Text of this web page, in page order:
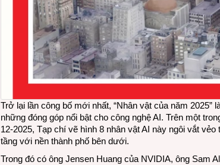
Trở lại lần công bố mới nhất, “Nhân vật của năm
những đóng góp nổi bật cho công nghệ AI. Trên một
12-2025, Tạp chí vẽ hình 8 nhân vật AI này ngôi vắt
tầng với nền thành phố bên dưới.
Trong đó có ông Jensen Huang của NVIDIA, ông Sam